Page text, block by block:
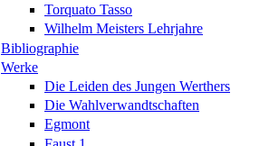
Torquato Tasso
Wilhelm Meisters Lehrjahre
Bibliographie
Werke
Die Leiden des Jungen Werthers
Die Wahlverwandtschaften
Egmont